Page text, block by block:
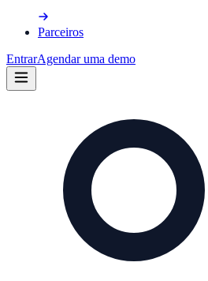
Parceiros
EntrarAgendar uma demo